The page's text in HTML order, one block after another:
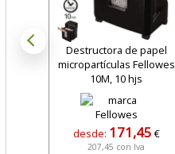
Destructora de papel
micropartículas Fellowes
10M, 10 hjs
desde: 171,45 €
207,45 con Iva